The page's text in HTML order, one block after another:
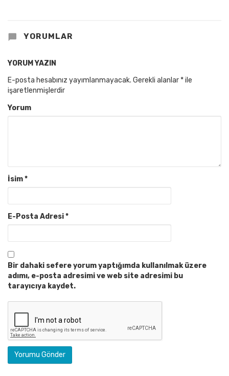
YORUMLAR
YORUM YAZIN
E-posta hesabınız yayımlanmayacak. Gerekli alanlar *ile
işaretlenmişlerdir
Yorum
İsim*
E-Posta Adresi*
Bir dahaki sefere yorum yaptığımda kullanılmak üzere
adımı, e-posta adresimi ve web site adresimi bu
tarayıcıya kaydet.